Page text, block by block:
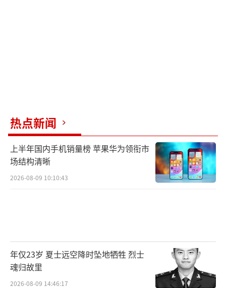
热点新闻
上半年国内手机销量榜 苹果华为领衔市
场结构清晰
2026-08-09 10:10:43
年仅23岁 夏士远空降时坠地牺牲 烈士
魂归故里
2026-08-09 14:46:17